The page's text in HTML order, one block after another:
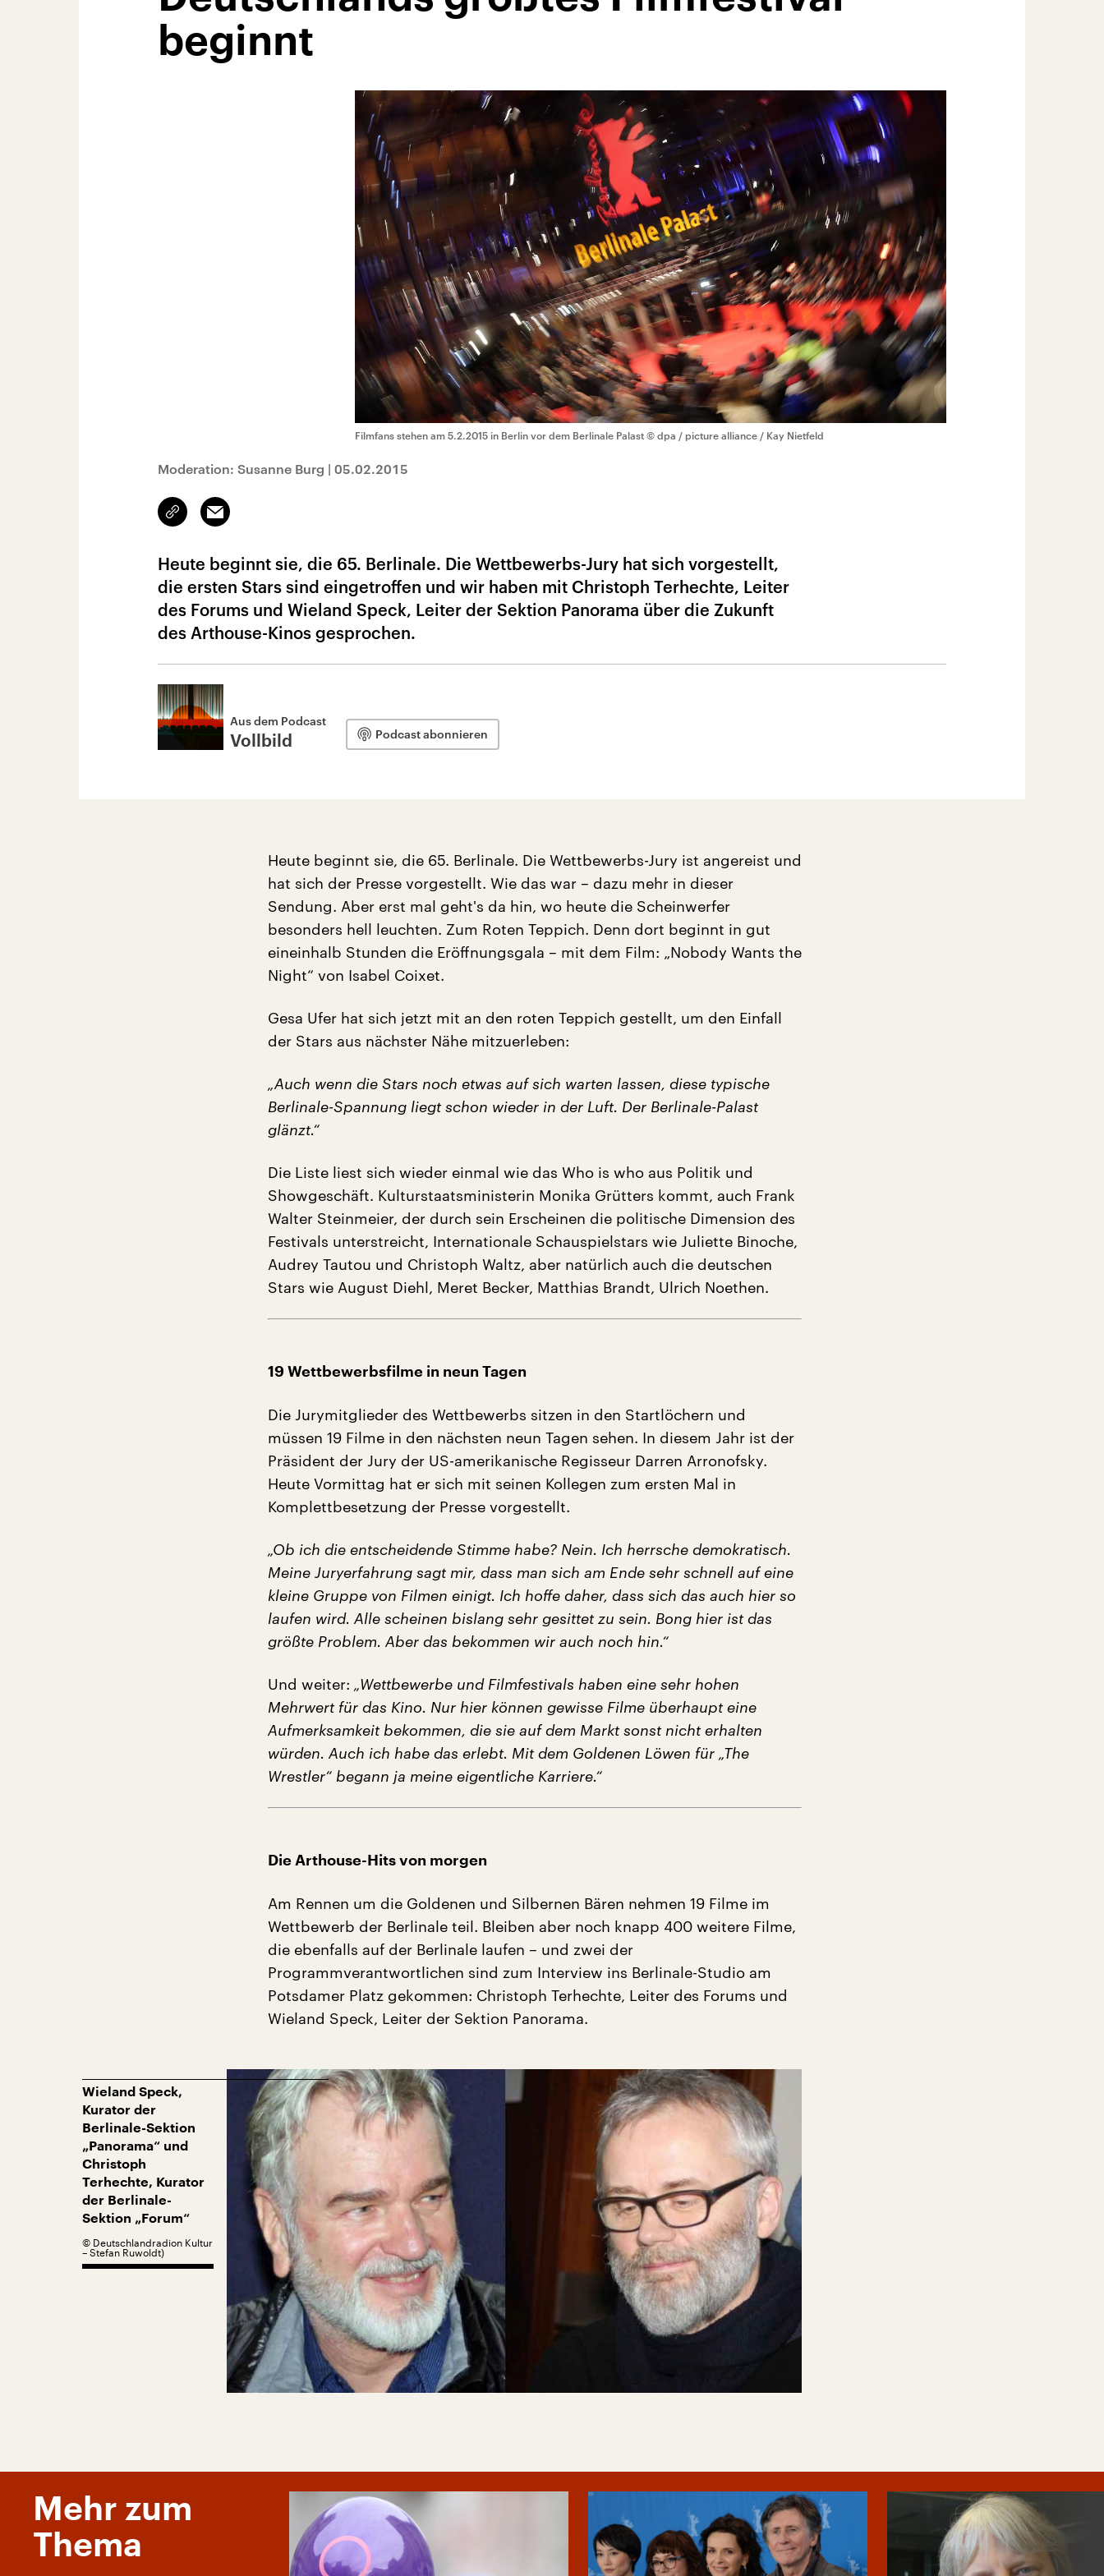
beginnt
Filmfans stehen am 5.2.2015 in Berlin vor dem Berlinale Palast © dpa / picture alliance / Kay Nietfeld
Moderation: Susanne Burg | 05.02.2015
Link
kopieren/teilen
Email
Heute beginnt sie, die 65. Berlinale. Die Wettbewerbs-Jury hat sich vorgestellt,
die ersten Stars sind eingetroffen und wir haben mit Christoph Terhechte, Leiter
des Forums und Wieland Speck, Leiter der Sektion Panorama über die Zukunft
des Arthouse-Kinos gesprochen.
Aus dem Podcast
Vollbild Podcast abonnieren
Heute beginnt sie, die 65. Berlinale. Die Wettbewerbs-Jury ist angereist und
hat sich der Presse vorgestellt. Wie das war – dazu mehr in dieser
Sendung. Aber erst mal geht's da hin, wo heute die Scheinwerfer
besonders hell leuchten. Zum Roten Teppich. Denn dort beginnt in gut
eineinhalb Stunden die Eröffnungsgala – mit dem Film: „Nobody Wants the
Night“ von Isabel Coixet.
Gesa Ufer hat sich jetzt mit an den roten Teppich gestellt, um den Einfall
der Stars aus nächster Nähe mitzuerleben:
„Auch wenn die Stars noch etwas auf sich warten lassen, diese typische
Berlinale-Spannung liegt schon wieder in der Luft. Der Berlinale-Palast
glänzt.“
Die Liste liest sich wieder einmal wie das Who is who aus Politik und
Showgeschäft. Kulturstaatsministerin Monika Grütters kommt, auch Frank
Walter Steinmeier, der durch sein Erscheinen die politische Dimension des
Festivals unterstreicht, Internationale Schauspielstars wie Juliette Binoche,
Audrey Tautou und Christoph Waltz, aber natürlich auch die deutschen
Stars wie August Diehl, Meret Becker, Matthias Brandt, Ulrich Noethen.
19 Wettbewerbsfilme in neun Tagen
Die Jurymitglieder des Wettbewerbs sitzen in den Startlöchern und
müssen 19 Filme in den nächsten neun Tagen sehen. In diesem Jahr ist der
Präsident der Jury der US-amerikanische Regisseur Darren Arronofsky.
Heute Vormittag hat er sich mit seinen Kollegen zum ersten Mal in
Komplettbesetzung der Presse vorgestellt.
„Ob ich die entscheidende Stimme habe? Nein. Ich herrsche demokratisch.
Meine Juryerfahrung sagt mir, dass man sich am Ende sehr schnell auf eine
kleine Gruppe von Filmen einigt. Ich hoffe daher, dass sich das auch hier so
laufen wird. Alle scheinen bislang sehr gesittet zu sein. Bong hier ist das
größte Problem. Aber das bekommen wir auch noch hin.“
Und weiter: „Wettbewerbe und Filmfestivals haben eine sehr hohen
Mehrwert für das Kino. Nur hier können gewisse Filme überhaupt eine
Aufmerksamkeit bekommen, die sie auf dem Markt sonst nicht erhalten
würden. Auch ich habe das erlebt. Mit dem Goldenen Löwen für „The
Wrestler“ begann ja meine eigentliche Karriere.“
Die Arthouse-Hits von morgen
Am Rennen um die Goldenen und Silbernen Bären nehmen 19 Filme im
Wettbewerb der Berlinale teil. Bleiben aber noch knapp 400 weitere Filme,
die ebenfalls auf der Berlinale laufen – und zwei der
Programmverantwortlichen sind zum Interview ins Berlinale-Studio am
Potsdamer Platz gekommen: Christoph Terhechte, Leiter des Forums und
Wieland Speck, Leiter der Sektion Panorama.
Wieland Speck,
Kurator der
Berlinale-Sektion
„Panorama“ und
Christoph
Terhechte, Kurator
der Berlinale-
Sektion „Forum“
© Deutschlandradion Kultur
– Stefan Ruwoldt)
Mehr zum
Thema